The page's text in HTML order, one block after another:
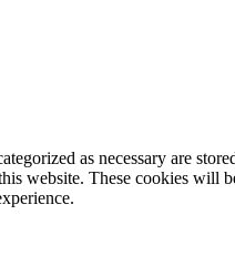
as necessary are
website. These cookies will